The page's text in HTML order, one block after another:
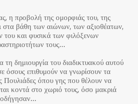
η προβολή της ομορφιάς του, της
στα βάθη των αιώνων, των αξιοθέατων,
του και φυσικά των φιλόξενων
τους…
τη δημιουργία του διαδικτυακού αυτού
όσους επιθυμούν να γνωρίσουν τα
Πουλιάδες όπου γης που θέλουν να
κοντά στο χωριό τους, όσο μακριά
οδήγησαν…